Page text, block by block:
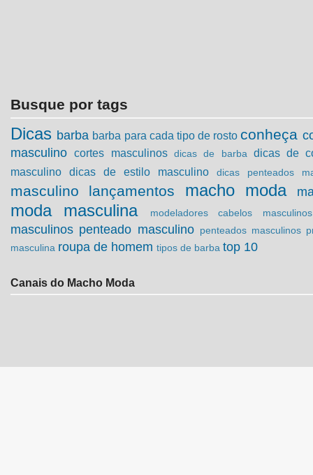
Busque por tags
Dicas barba barba para cada tipo de rosto conheça
masculino cortes masculinos dicas de barba
dicas de
masculino
dicas de estilo masculino dicas penteados
masculino lançamentos macho moda
moda masculina modeladores cabelos masculinos
masculinos penteado masculino penteados masculinos
masculina roupa de homem tipos de barba top 10
Canais do Macho Moda